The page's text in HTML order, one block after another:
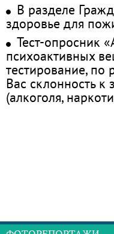
В разделе
здоровье для
Тест-опросник
психоактивных
тестирование, по
Вас склонность к
(алкоголя,